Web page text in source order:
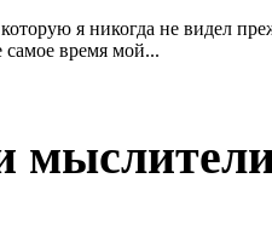
я никогда не видел
время мой...